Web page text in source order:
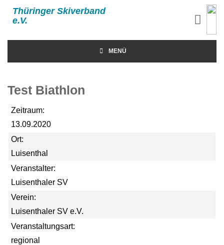
Thüringer Skiverband
e.V.
MENÜ
Test Biathlon
Zeitraum:
13.09.2020
Ort:
Luisenthal
Veranstalter:
Luisenthaler SV
Verein:
Luisenthaler SV e.V.
Veranstaltungsart:
regional